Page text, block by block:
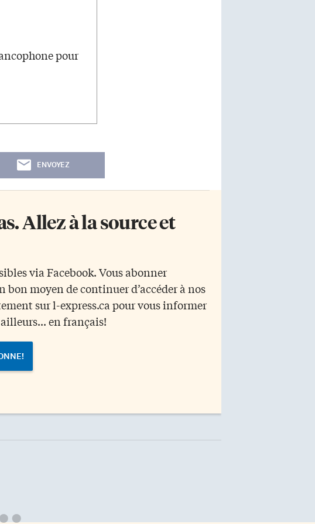
pour
ENVOYEZ
Allez à la source et
via Facebook. Vous abonner
moyen de continuer d’accéder à nos
sur l-express.ca pour vous informer
en français!